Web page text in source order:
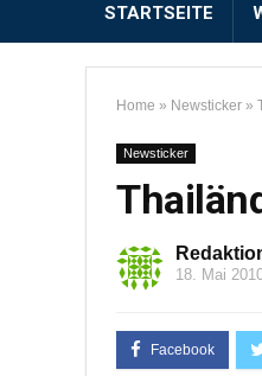
STARTSEITE
Home » Newsticker »
Newsticker
18. Mai